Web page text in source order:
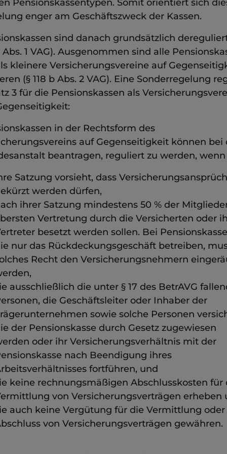
Pensionskassentypen. Somit orientiert sich
enger am Geschäftszweck der Kassen.
sind danach grundsätzlich
Abs. 1 VAG). Ausgenommen sind alle
kleinere Versicherungsvereine auf
(§ 118 b Abs. 2 VAG). Eine Sonderregelung
3 für die Pensionskassen als
in der Rechtsform des
auf Gegenseitigkeit können bei
beantragen, reguliert zu werden, wenn
Satzung vorsieht, dass
werden dürfen,
ihrer Satzung mindestens 50 % der
Vertretung durch die Versicherten oder
besetzt werden sollen. Bei
nur das Rückdeckungsgeschäft betreiben,
Recht den Versicherungsnehmern
ausschließlich die unter § 17 des BetrAVG
die Geschäftsleiter oder Inhaber der
sowie solche Personen
der Pensionskasse durch Gesetz zugewiesen
oder ihr Versicherungsverhältnis mit der
nach Beendigung ihres
fortführen, und
keine rechnungsmäßigen Abschlusskosten für
von Versicherungsverträgen erheben
auch keine Vergütung für die Vermittlung oder
von Versicherungsverträgen gewähren.